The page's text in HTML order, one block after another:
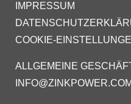
IMPRESSUM
COOKIE-
ALLGEMEINE
INFO@ZINKPOWER.COM